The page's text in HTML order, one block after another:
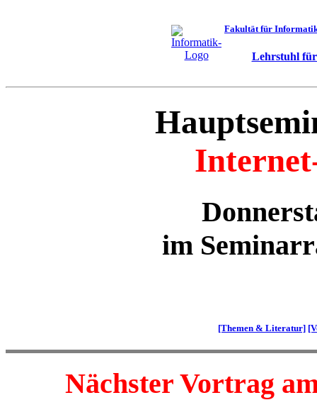
Fakultät für
Lehrstuhl
im
[Themen & Literatur]
Nächster Vortrag